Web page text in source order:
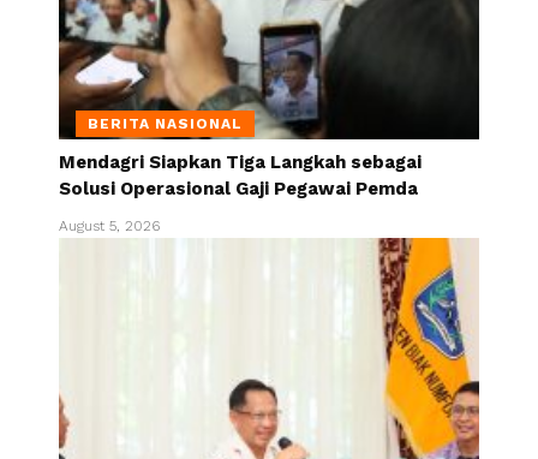
BERITA NASIONAL
Mendagri Siapkan Tiga Langkah sebagai
Solusi Operasional Gaji Pegawai Pemda
August 5, 2026